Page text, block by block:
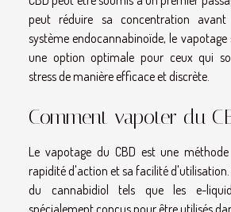
peut réduire sa concentration
système endocannabinoïde, le
une option optimale pour ceux qui
stress de manière efficace et discrète.
Comment vapoter du
Le vapotage du CBD est une
rapidité d'action et sa facilité d'utilisation.
du cannabidiol tels que les e-